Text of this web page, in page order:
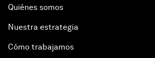
Quiénes somos
Nuestra estrategia
Cómo trabajamos